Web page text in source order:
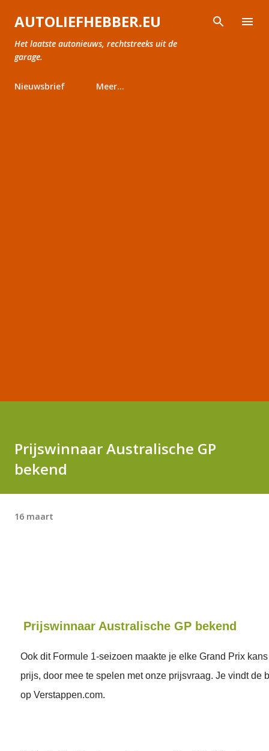
Doorgaan naar hoofdcontent
AUTOLIEFHEBBER.EU
Het laatste autonieuws, rechtstreeks uit de
garage.
Nieuwsbrief Meer…
Prijswinnaar Australische GP
bekend
16 maart
Prijswinnaar Australische GP bekend
Ook dit Formule 1-seizoen maakte je elke Grand Prix
prijs, door mee te spelen met onze prijsvraag. Je vindt de
op Verstappen.com.